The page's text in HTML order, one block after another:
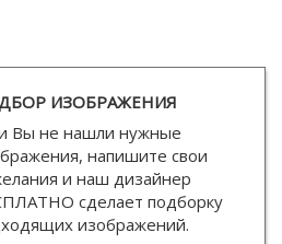
ИЗОБРАЖЕНИЯ
Вы не нашли нужные
напишите свои
и наш дизайнер
сделает подборку
изображений.